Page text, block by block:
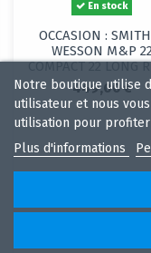
En stock
OCCASION :
WESSON M&P 22
COMPACT 22 LONG
449,00 €
Notre boutique utilise
utilisateur et nous
utilisation pour
Plus d'informations